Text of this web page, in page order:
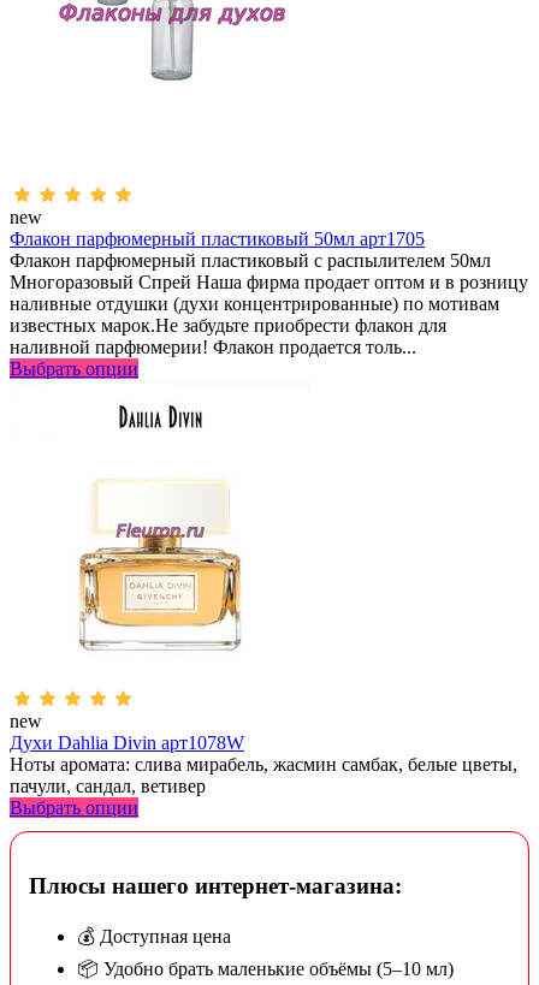
new
Флакон парфюмерный пластиковый 50мл арт1705
Флакон парфюмерный пластиковый с распылителем 50мл
Многоразовый Спрей Наша фирма продает оптом и в розницу
наливные отдушки (духи концентрированные) по мотивам
известных марок.Не забудьте приобрести флакон для
наливной парфюмерии! Флакон продается толь...
Выбрать опции
new
Духи Dahlia Divin арт1078W
Ноты аромата: слива мирабель, жасмин самбак, белые цветы,
пачули, сандал, ветивер
Выбрать опции
Плюсы нашего интернет-магазина:
💰 Доступная цена
📦 Удобно брать маленькие объёмы (5–10 мл)